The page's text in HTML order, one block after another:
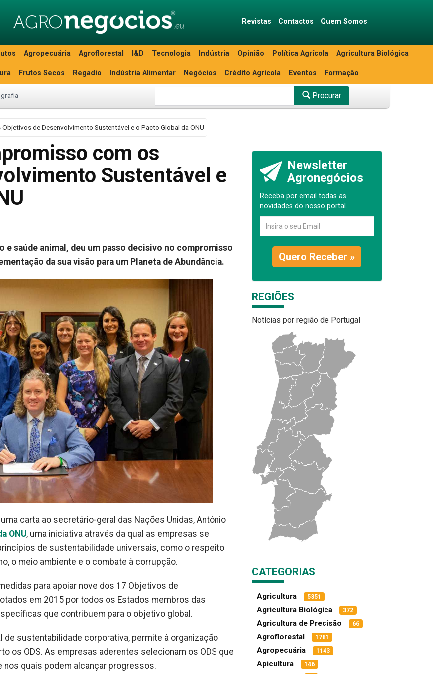
Revistas Contactos Quem Somos
Agropecuária Agroflorestal I&D Tecnologia Indústria Opinião Política Agrícola Agricultura Biológica
Frutos Secos Regadio Indústria Alimentar Negócios Crédito Agrícola Eventos Formação
Procurar
de Desenvolvimento Sustentável e o Pacto Global da ONU
com os
Sustentável e
saúde animal, deu um passo decisivo no compromisso
da sua visão para um Planeta de Abundância.
carta ao secretário-geral das Nações Unidas, António
ONU, uma iniciativa através da qual as empresas se
de sustentabilidade universais, como o respeito
o meio ambiente e o combate à corrupção.
para apoiar nove dos 17 Objetivos de
em 2015 por todos os Estados membros das
que contribuem para o objetivo global.
de sustentabilidade corporativa, permite à organização
os ODS. As empresas aderentes selecionam os ODS que
nos quais podem alcançar progressos.
Newsletter
Agronegócios
Receba por email todas as
novidades do nosso portal.
Quero Receber »
REGIÕES
Notícias por região de Portugal
CATEGORIAS
Agricultura 5351
Agricultura Biológica 372
Agricultura de Precisão 66
Agroflorestal 1781
Agropecuária 1143
Apicultura 146